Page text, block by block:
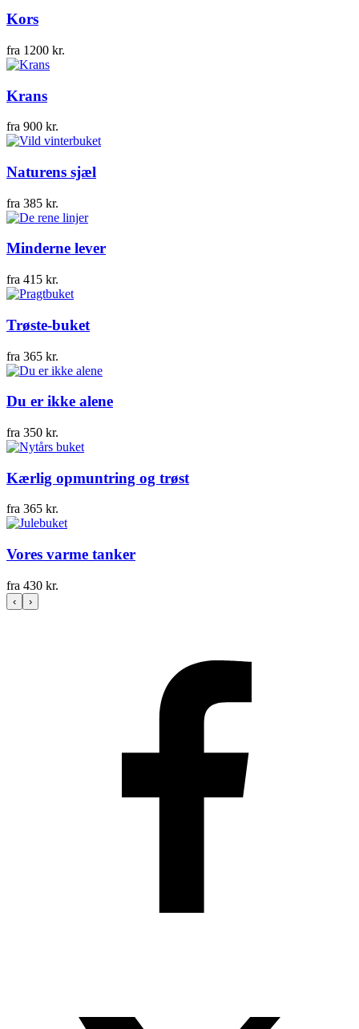
Kors
fra 1200 kr.
Krans
fra 900 kr.
Naturens sjæl
fra 385 kr.
Minderne lever
fra 415 kr.
Trøste-buket
fra 365 kr.
Du er ikke alene
fra 350 kr.
Kærlig opmuntring og trøst
fra 365 kr.
Vores varme tanker
fra 430 kr.
‹ ›